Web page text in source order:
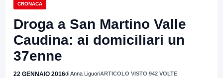
CRONACA
Droga a San Martino Valle
Caudina: ai domiciliari un
37enne
22 GENNAIO 2016di Anna LiguoriARTICOLO VISTO 942 VOLTE